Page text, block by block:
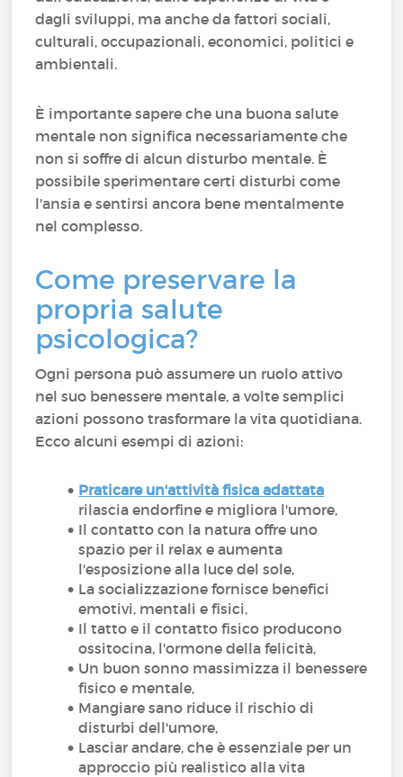
dagli sviluppi, ma anche da fattori sociali,
culturali, occupazionali, economici, politici e
ambientali.
È importante sapere che una buona salute
mentale non significa necessariamente che
non si soffre di alcun disturbo mentale. È
possibile sperimentare certi disturbi come
l'ansia e sentirsi ancora bene mentalmente
nel complesso.
Come preservare la
propria salute
psicologica?
Ogni persona può assumere un ruolo attivo
nel suo benessere mentale, a volte semplici
azioni possono trasformare la vita quotidiana.
Ecco alcuni esempi di azioni:
Praticare un'attività fisica adattata
rilascia endorfine e migliora l'umore,
Il contatto con la natura offre uno
spazio per il relax e aumenta
l'esposizione alla luce del sole,
La socializzazione fornisce benefici
emotivi, mentali e fisici,
Il tatto e il contatto fisico producono
ossitocina, l'ormone della felicità,
Un buon sonno massimizza il benessere
fisico e mentale,
Mangiare sano riduce il rischio di
disturbi dell'umore,
Lasciar andare, che è essenziale per un
approccio più realistico alla vita